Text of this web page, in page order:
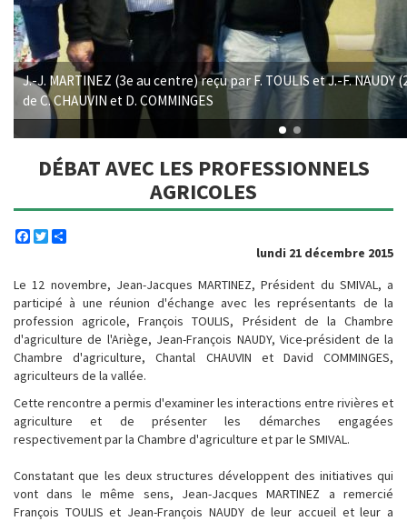
J.-J. MARTINEZ (3e au centre) reçu par F. TOULIS et J.-F.
de C. CHAUVIN et D. COMMINGES
DÉBAT AVEC LES PROFESSIONNELS
AGRICOLES
Facebook
Twitter
lundi 21 décembre 2015
Le 12 novembre, Jean-Jacques MARTINEZ, Président du SMIVAL, a
participé à une réunion d'échange avec les représentants de la
profession agricole, François TOULIS, Président de la Chambre
d'agriculture de l'Ariège, Jean-François NAUDY, Vice-président de la
Chambre d'agriculture, Chantal CHAUVIN et David COMMINGES,
agriculteurs de la vallée.
Cette rencontre a permis d'examiner les interactions entre rivières et
agriculture et de présenter les démarches engagées
respectivement par la Chambre d'agriculture et par le SMIVAL.
Constatant que les deux structures développent des initiatives qui
vont dans le même sens, Jean-Jacques MARTINEZ a remercié
François TOULIS et Jean-François NAUDY de leur accueil et leur a